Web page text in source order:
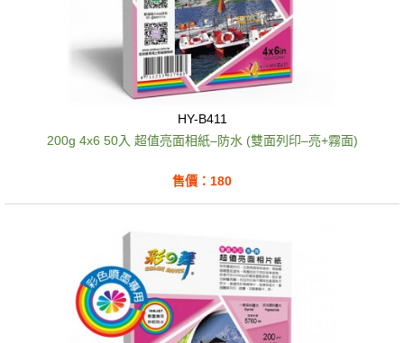
HY-B411
200g 4x6 50入 超值亮面相紙–防水 (雙面列印–亮+霧面)
售價：180